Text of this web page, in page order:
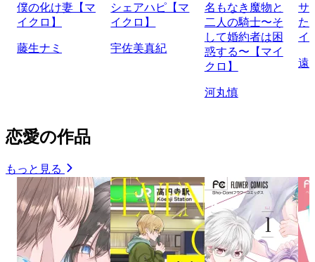
僕の化け妻【マ
イクロ】
藤生ナミ
シェアハピ【マ
イクロ】
宇佐美真紀
名もなき魔物と
二人の騎士〜そ
して婚約者は困
惑する〜【マイ
クロ】
河丸慎
サ
た
イ
遠
恋愛の作品
もっと見る